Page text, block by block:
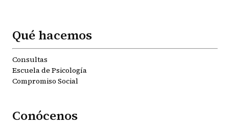
Qué hacemos
Consultas
Escuela de Psicología
Compromiso Social
Conócenos